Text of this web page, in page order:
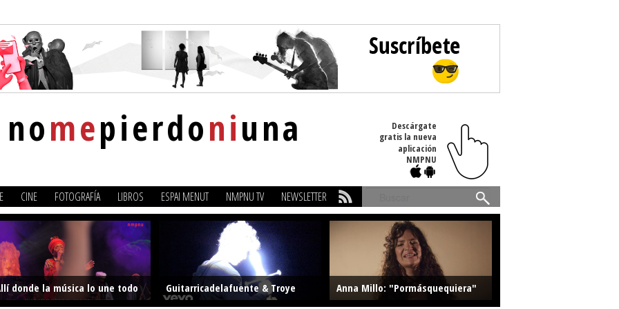
nomepierdoniuna
Descárgate
gratis la nueva
aplicación
NMPNU
CINE FOTOGRAFÍA LIBROS ESPAI MENUT NMPNU TV NEWSLETTER
Buscar
donde la música lo une todo
Guitarricadelafuente & Troye
Anna Millo: "Pormásquequiera"